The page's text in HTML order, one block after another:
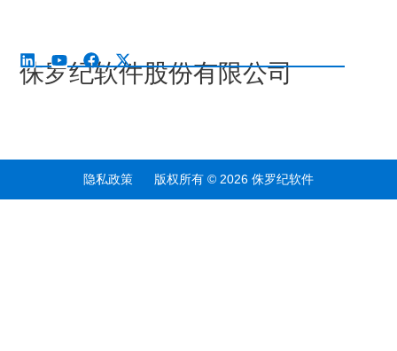
侏罗纪软件股份有限公司
隐私政策 版权所有 © 2026 侏罗纪软件